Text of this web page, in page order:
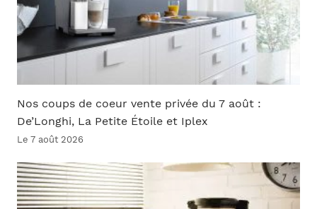
Nos coups de coeur vente privée du 7 août :
De’Longhi, La Petite Étoile et Iplex
Le 7 août 2026